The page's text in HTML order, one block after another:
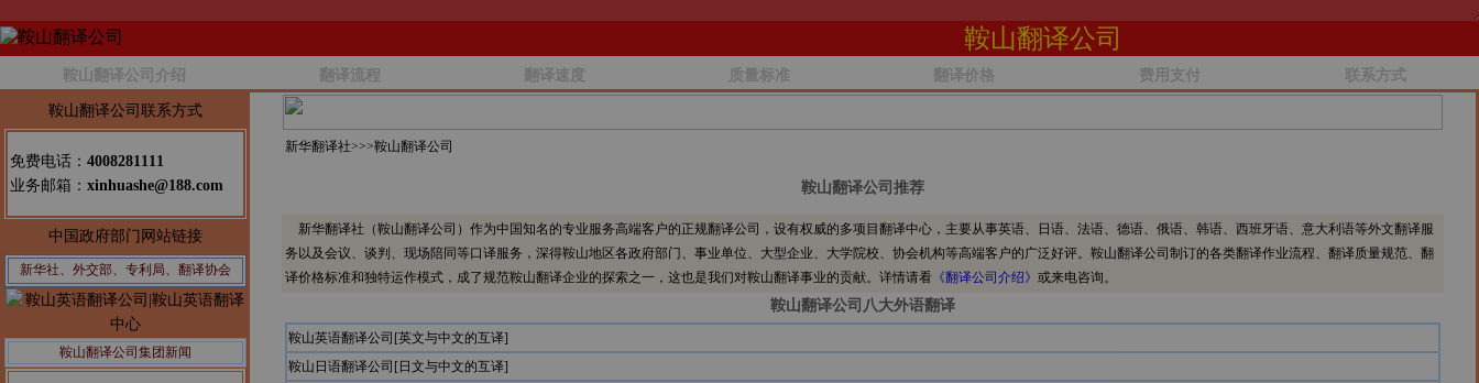
鞍山翻译公司
鞍山翻译公司介绍 翻译流程 翻译速度 质量标准 翻译价格 费用支付 联系方式
鞍山翻译公司联系方式
免费电话： 4008281111
业务邮箱： xinhuashe@188.com
中国政府部门网站链接
新华社、外交部、专利局、翻译协会
鞍山翻译公司集团新闻
新华翻译社>>>鞍山翻译公司
鞍山翻译公司推荐
新华翻译社（鞍山翻译公司）作为中国知名的专业服务高端客户的正规翻译公司，设有权威的多项目翻译中心，主要从事英语、日语、法语、德语、俄语、韩语、西班牙语、意大利语等外文翻译服
务以及会议、谈判、现场陪同等口译服务，深得鞍山地区各政府部门、事业单位、大型企业、大学院校、协会机构等高端客户的广泛好评。鞍山翻译公司制订的各类翻译作业流程、翻译质量规范、翻
译价格标准和独特运作模式，成了规范鞍山翻译企业的探索之一，这也是我们对鞍山翻译事业的贡献。详情请看 《翻译公司介绍》 或来电咨询。
鞍山翻译公司八大外语翻译
鞍山英语翻译公司[英文与中文的互译]
鞍山日语翻译公司[日文与中文的互译]